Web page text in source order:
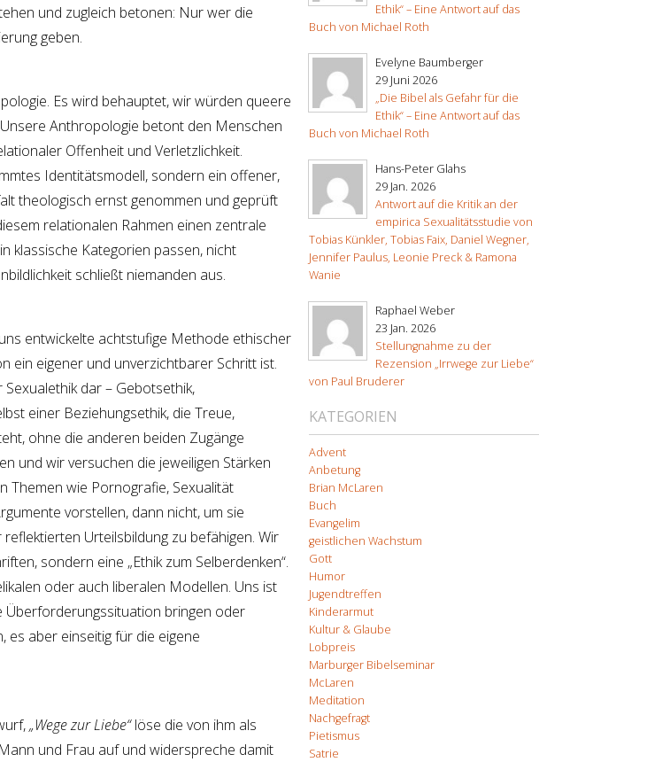
und zugleich betonen: Nur wer die
geben.
Es wird behauptet, wir würden queere
Anthropologie betont den Menschen
Offenheit und Verletzlichkeit.
Identitätsmodell, sondern ein offener,
theologisch ernst genommen und geprüft
relationalen Rahmen einen zentrale
klassische Kategorien passen, nicht
schließt niemanden aus.
entwickelte achtstufige Methode ethischer
ein eigener und unverzichtbarer Schritt ist.
dar – Gebotsethik,
einer Beziehungsethik, die Treue,
ohne die anderen beiden Zugänge
und wir versuchen die jeweiligen Stärken
Themen wie Pornografie, Sexualität
vorstellen, dann nicht, um sie
Urteilsbildung zu befähigen. Wir
sondern eine „Ethik zum Selberdenken“.
oder auch liberalen Modellen. Uns ist
Überforderungssituation bringen oder
es aber einseitig für die eigene
„Wege zur Liebe“löse die von ihm als
und Frau auf und widerspreche damit
Ethik“ – Eine Antwort auf das
Buch von Michael Roth
Evelyne Baumberger
29 Juni 2026
„Die Bibel als Gefahr für die
Ethik“ – Eine Antwort auf das
Buch von Michael Roth
Hans-Peter Glahs
29 Jan. 2026
Antwort auf die Kritik an der
empirica Sexualitätsstudie von
Tobias Künkler, Tobias Faix, Daniel Wegner,
Jennifer Paulus, Leonie Preck & Ramona
Wanie
Raphael Weber
23 Jan. 2026
Stellungnahme zu der
Rezension „Irrwege zur Liebe“
von Paul Bruderer
KATEGORIEN
Advent
Anbetung
Brian McLaren
Buch
Evangelim
geistlichen Wachstum
Gott
Humor
Jugendtreffen
Kinderarmut
Kultur & Glaube
Lobpreis
Marburger Bibelseminar
McLaren
Meditation
Nachgefragt
Pietismus
Satrie